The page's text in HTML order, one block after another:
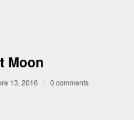
Moon
13, 2016 / 0 comments